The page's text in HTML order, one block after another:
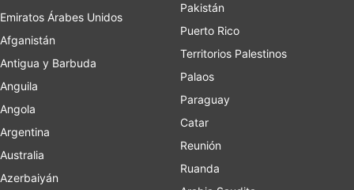
Emiratos Árabes Unidos
Afganistán
Antigua y Barbuda
Anguila
Angola
Argentina
Australia
Azerbaiyán
Pakistán
Puerto Rico
Territorios Palestinos
Palaos
Paraguay
Catar
Reunión
Ruanda